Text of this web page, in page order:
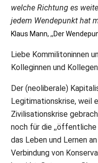
welche Richtung es
jedem Wendepunkt hat
Klaus Mann, ,,Der
Liebe Kommilitoninnen
Kolleginnen und
Der (neoliberale)
Legitimationskrise, weil
Zivilisationskrise
noch für die ,,öffentliche
das Leben und Lernen
Verbindung von